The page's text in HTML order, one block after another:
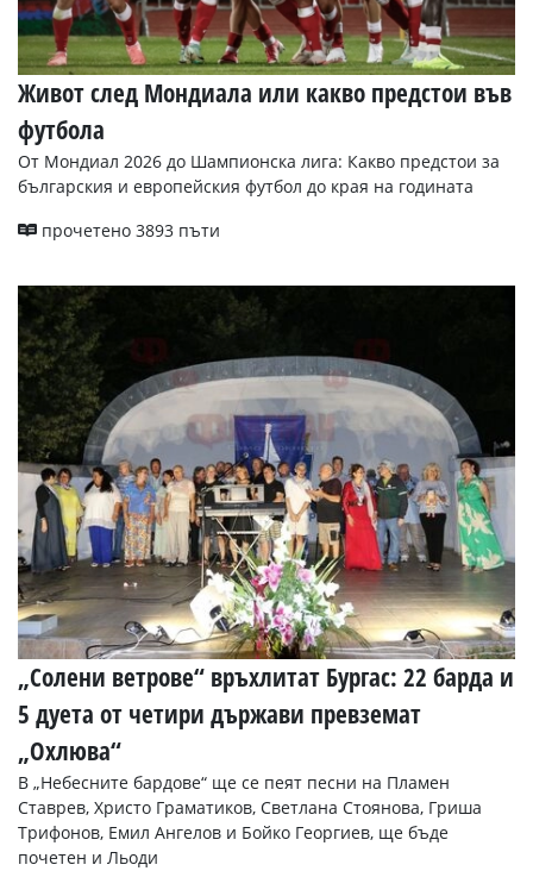
Живот след Мондиала или какво предстои във
футбола
От Мондиал 2026 до Шампионска лига: Какво предстои за
българския и европейския футбол до края на годината
прочетено 3893 пъти
„Солени ветрове“ връхлитат Бургас: 22 барда и
5 дуета от четири държави превземат
„Охлюва“
В „Небесните бардове“ ще се пеят песни на Пламен
Ставрев, Христо Граматиков, Светлана Стоянова, Гриша
Трифонов, Емил Ангелов и Бойко Георгиев, ще бъде
почетен и Льоди